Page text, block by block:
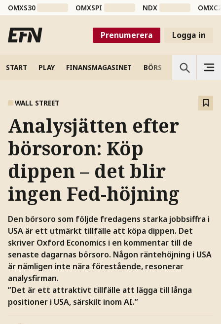
OMXS30 OMXSPI NDX
Prenumerera Logga in
START PLAY FINANSMAGASINET BÖRS VETENSKAP
WALL STREET
Analysjätten efter
börsoron: Köp
dippen – det blir
ingen Fed-höjning
Den börsoro som följde fredagens starka jobbsiffra i
USA är ett utmärkt tillfälle att köpa dippen. Det
skriver Oxford Economics i en kommentar till de
senaste dagarnas börsoro. Någon räntehöjning i USA
är nämligen inte nära förestående, resonerar
analysfirman.
”Det är ett attraktivt tillfälle att lägga till långa
positioner i USA, särskilt inom AI.”